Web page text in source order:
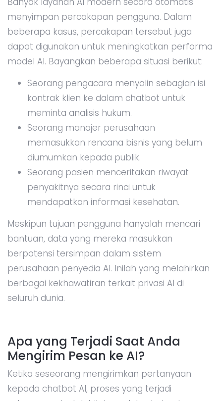
menyimpan percakapan pengguna. Dalam
beberapa kasus, percakapan tersebut juga
dapat digunakan untuk meningkatkan performa
model AI. Bayangkan beberapa situasi berikut:
Seorang pengacara menyalin sebagian isi
kontrak klien ke dalam chatbot untuk
meminta analisis hukum.
Seorang manajer perusahaan
memasukkan rencana bisnis yang belum
diumumkan kepada publik.
Seorang pasien menceritakan riwayat
penyakitnya secara rinci untuk
mendapatkan informasi kesehatan.
Meskipun tujuan pengguna hanyalah mencari
bantuan, data yang mereka masukkan
berpotensi tersimpan dalam sistem
perusahaan penyedia AI. Inilah yang melahirkan
berbagai kekhawatiran terkait privasi AI di
seluruh dunia.
Apa yang Terjadi Saat Anda
Mengirim Pesan ke AI?
Ketika seseorang mengirimkan pertanyaan
kepada chatbot AI, proses yang terjadi